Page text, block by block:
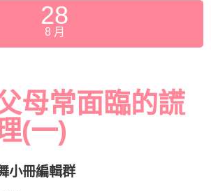
28
8 月
母常面臨的謊
(一)
小冊編輯群